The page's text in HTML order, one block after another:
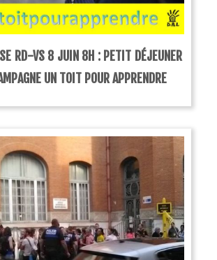
RD-VS 8 JUIN 8H : PETIT DÉJEUNER
UN TOIT POUR APPRENDRE